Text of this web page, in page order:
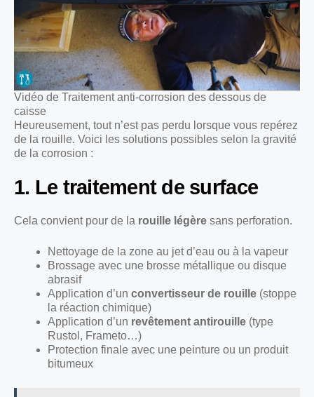
Vidéo de Traitement anti-corrosion des dessous de
caisse
Heureusement, tout n’est pas perdu lorsque vous repérez
de la rouille. Voici les solutions possibles selon la gravité
de la corrosion :
1. Le traitement de surface
Cela convient pour de la rouille légère sans perforation.
Nettoyage de la zone au jet d’eau ou à la vapeur
Brossage avec une brosse métallique ou disque
abrasif
Application d’un convertisseur de rouille (stoppe
la réaction chimique)
Application d’un revêtement antirouille (type
Rustol, Frameto…)
Protection finale avec une peinture ou un produit
bitumeux